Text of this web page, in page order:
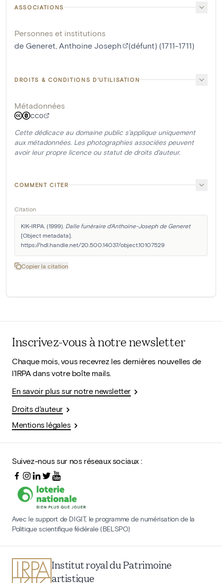
ASSOCIATIONS
Personnes et institutions
de Generet, Anthoine Joseph
(défunt) (1711-1711)
DROITS & CONDITIONS D'UTILISATION
Métadonnées
CC0
Cette dédicace au domaine public s'applique uniquement
aux métadonnées. Les photographies associées peuvent
avoir leur propre licence ou statut de droits d'auteur.
COMMENT CITER
Citation
KIK-IRPA. (1999). Dalle funéraire d'Anthoine-Joseph de Generet
[Object metadata].
https://hdl.handle.net/20.500.14037/object.10107529
Copier la citation
Inscrivez-vous à notre newsletter
Chaque mois, vous recevrez les dernières nouvelles de
l'IRPA dans votre boîte mails.
En savoir plus sur notre newsletter
Droits d'auteur
Mentions légales
Suivez-nous sur nos réseaux sociaux :
Avec le support de DIGIT, le programme de numérisation de la
Politique scientifique fédérale (BELSPO)
Institut royal du Patrimoine
artistique